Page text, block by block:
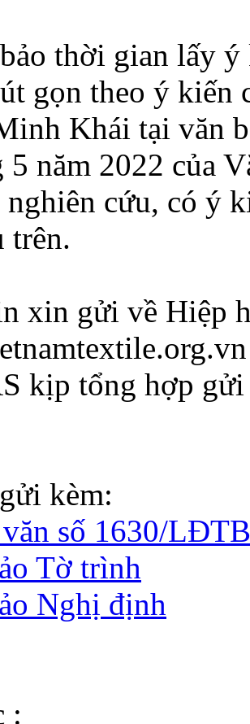
thời gian lấy
gọn theo ý kiến
Khái tại văn
5 năm 2022 của
cứu, có ý
trên.
xin gửi về Hiệp
kịp tổng hợp
kèm:
văn số 1630/
Tờ trình
Nghị định
: